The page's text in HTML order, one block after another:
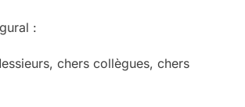
:
chers collègues, chers